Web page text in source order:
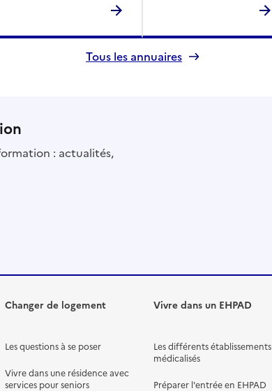
Tous les annuaires
: actualités,
Changer de logement
Les questions à se poser
Vivre dans une résidence avec
services pour seniors
Vivre dans un EHPAD
Les différents établissements
médicalisés
Préparer l'entrée en EHPAD